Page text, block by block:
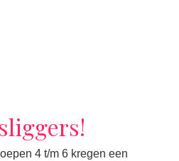
4 t/m 6 kregen een